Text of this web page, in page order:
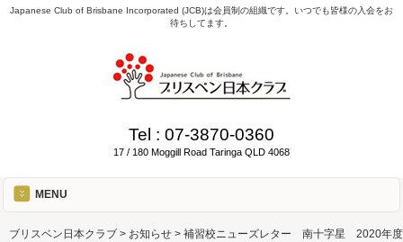
Japanese Club of Brisbane Incorporated (JCB)は会員制の組織です。いつでも皆様の入会をお
待ちしてます。
Tel : 07-3870-0360
17 / 180 Moggill Road Taringa QLD 4068
MENU
ブリスベン日本クラブ > お知らせ > 補習校ニューズレター 南十字星 2020年